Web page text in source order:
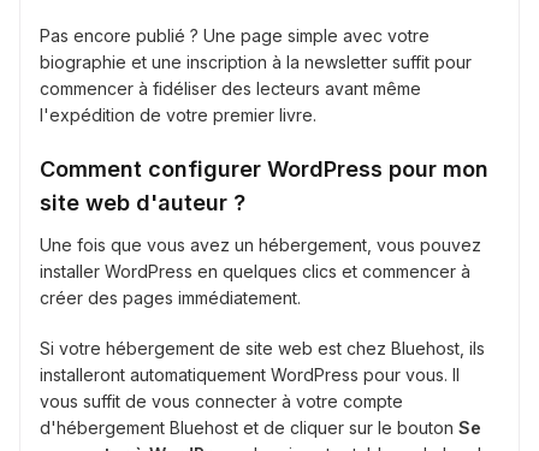
Pas encore publié ? Une page simple avec votre
biographie et une inscription à la newsletter suffit pour
commencer à fidéliser des lecteurs avant même
l'expédition de votre premier livre.
Comment configurer WordPress pour mon
site web d'auteur ?
Une fois que vous avez un hébergement, vous pouvez
installer WordPress en quelques clics et commencer à
créer des pages immédiatement.
Si votre hébergement de site web est chez Bluehost, ils
installeront automatiquement WordPress pour vous. Il
vous suffit de vous connecter à votre compte
d'hébergement Bluehost et de cliquer sur le bouton Se